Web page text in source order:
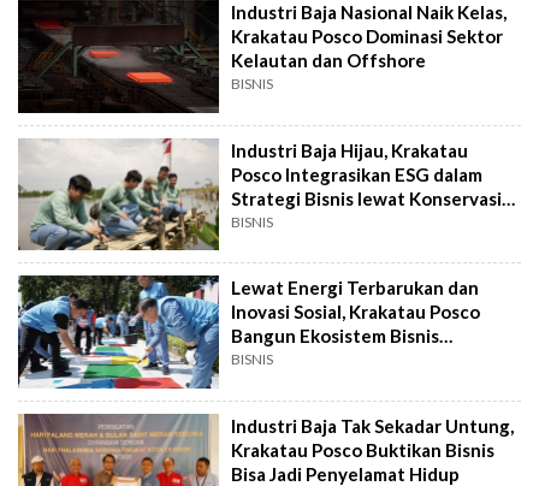
Industri Baja Nasional Naik Kelas,
Krakatau Posco Dominasi Sektor
Kelautan dan Offshore
BISNIS
Industri Baja Hijau, Krakatau
Posco Integrasikan ESG dalam
Strategi Bisnis lewat Konservasi
Mangrove
BISNIS
Lewat Energi Terbarukan dan
Inovasi Sosial, Krakatau Posco
Bangun Ekosistem Bisnis
Berkelanjutan
BISNIS
Industri Baja Tak Sekadar Untung,
Krakatau Posco Buktikan Bisnis
Bisa Jadi Penyelamat Hidup